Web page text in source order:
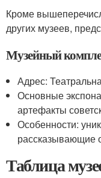
Кроме
других музеев,
Музейный
Адрес:
Основные
артефакты
Особенности:
рассказывающие
Таблица